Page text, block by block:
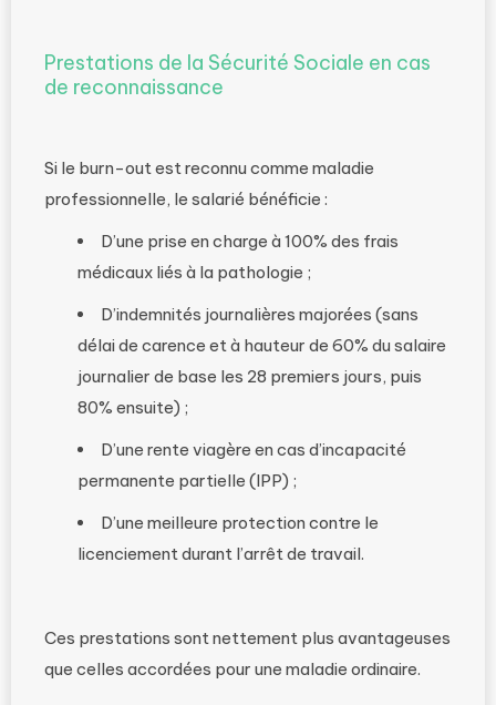
Prestations de la Sécurité Sociale en cas
de reconnaissance
Si le burn-out est reconnu comme maladie
professionnelle, le salarié bénéficie :
D’une prise en charge à 100% des frais
médicaux liés à la pathologie ;
D’indemnités journalières majorées (sans
délai de carence et à hauteur de 60% du salaire
journalier de base les 28 premiers jours, puis
80% ensuite) ;
D’une rente viagère en cas d’incapacité
permanente partielle (IPP) ;
D’une meilleure protection contre le
licenciement durant l’arrêt de travail.
Ces prestations sont nettement plus avantageuses
que celles accordées pour une maladie ordinaire.